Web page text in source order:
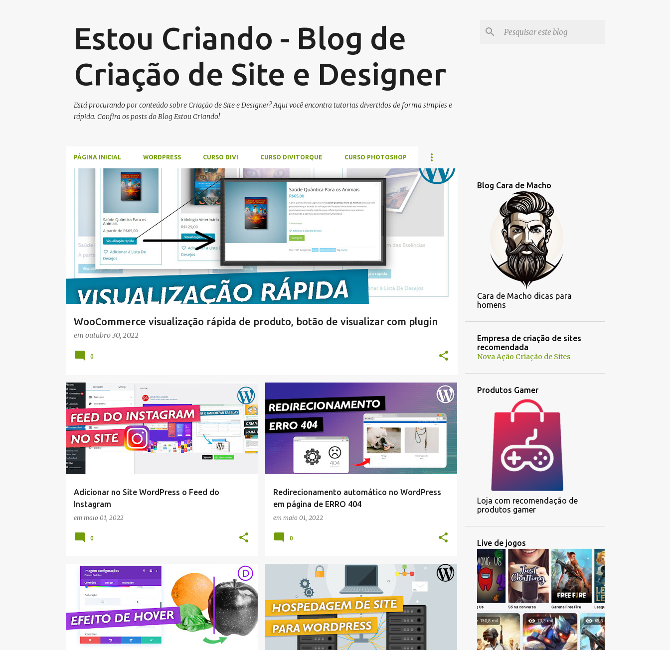
Estou Criando - Blog de
Criação de Site e Designer
Está procurando por conteúdo sobre Criação de Site e Designer? Aqui você encontra tutorias divertidos de forma simples e
rápida. Confira os posts do Blog Estou Criando!
PÁGINA INICIAL WORDPRESS CURSO DIVI CURSO DIVITORQUE CURSO PHOTOSHOP
n
WooCommerce visualização rápida de produto, botão de visualizar com plugin
em outubro 30, 2022
0
Adicionar no Site WordPress o Feed do
Instagram
em maio 01, 2022
WORDPRESS
0
Redirecionamento automático no WordPress
em página de ERRO 404
em maio 01, 2022
WORDPRESS
0
DIVI WORDPRESS
Blog Cara de Macho
Cara de Macho dicas para
homens
Empresa de criação de sites
recomendada
Nova Ação Criação de Sites
Produtos Gamer
Loja com recomendação de
produtos gamer
Live de jogos